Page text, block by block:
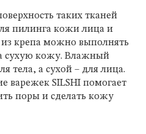
таких тканей
пилинга кожи лица и
крепа можно выполнять
сухую кожу. Влажный
тела, а сухой – для лица.
варежек SILSHI помогает
поры и сделать кожу